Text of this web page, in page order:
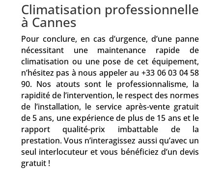
Climatisation professionnelle
à Cannes
Pour conclure, en cas d’urgence, d’une panne
nécessitant une maintenance rapide de
climatisation ou une pose de cet équipement,
n’hésitez pas à nous appeler au +33 06 03 04 58
90. Nos atouts sont le professionnalisme, la
rapidité de l’intervention, le respect des normes
de l’installation, le service après-vente gratuit
de 5 ans, une expérience de plus de 15 ans et le
rapport qualité-prix imbattable de la
prestation. Vous n’interagissez aussi qu’avec un
seul interlocuteur et vous bénéficiez d’un devis
gratuit !